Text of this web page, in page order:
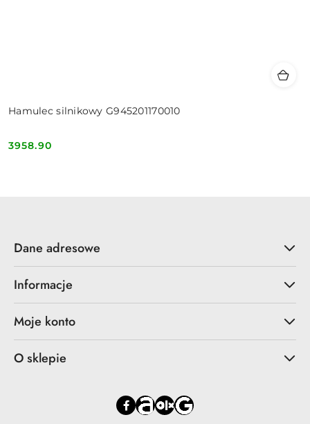
Hamulec silnikowy G945201170010
Cena:
3958.90
Dane adresowe
Informacje
Moje konto
O sklepie